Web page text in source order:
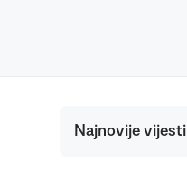
Najnovije vijesti